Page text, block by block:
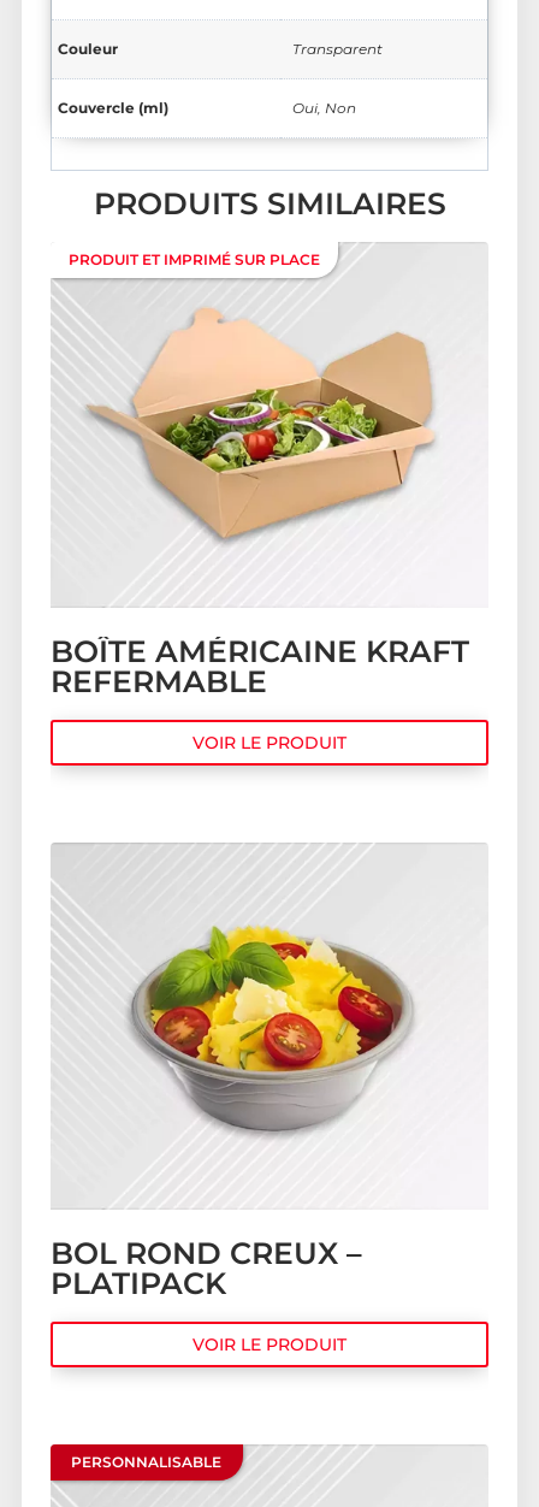
Couleur Transparent
Couvercle (ml) Oui, Non
PRODUITS SIMILAIRES
BOÎTE AMÉRICAINE KRAFT
REFERMABLE
VOIR LE PRODUIT
PRODUIT ET IMPRIMÉ SUR PLACE
BOL ROND CREUX –
PLATIPACK
VOIR LE PRODUIT
PERSONNALISABLE